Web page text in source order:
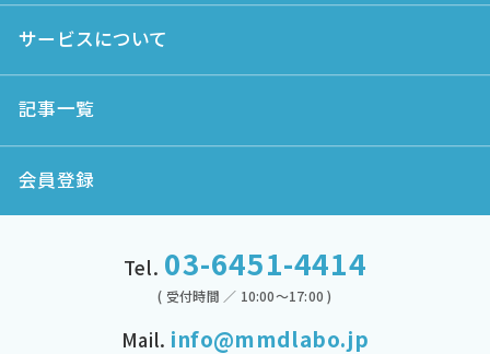
サービスについて
記事一覧
会員登録
Tel. 03-6451-4414
( 受付時間 ／ 10:00～17:00 )
Mail. info@mmdlabo.jp